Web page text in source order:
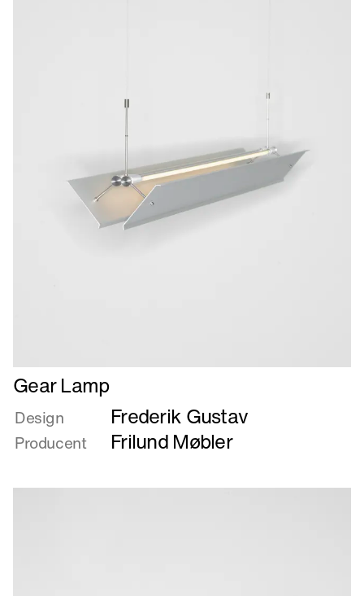
Læs
mere
om
Gear
Lamp
Gear Lamp
Design Frederik Gustav
Producent Frilund Møbler